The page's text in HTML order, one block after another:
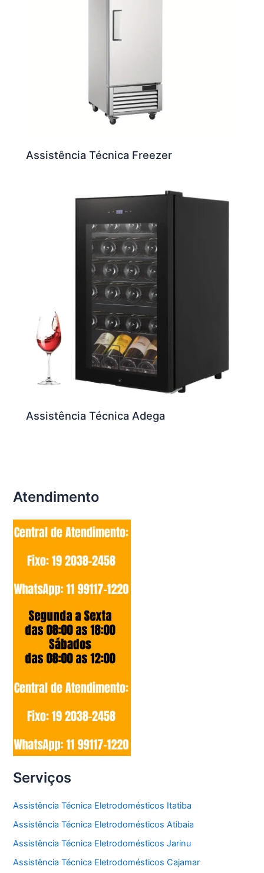
Assistência Técnica Freezer
Assistência Técnica Adega
Atendimento
Serviços
Assistência Técnica Eletrodomésticos Itatiba
Assistência Técnica Eletrodomésticos Atibaia
Assistência Técnica Eletrodomésticos Jarinu
Assistência Técnica Eletrodomésticos Cajamar